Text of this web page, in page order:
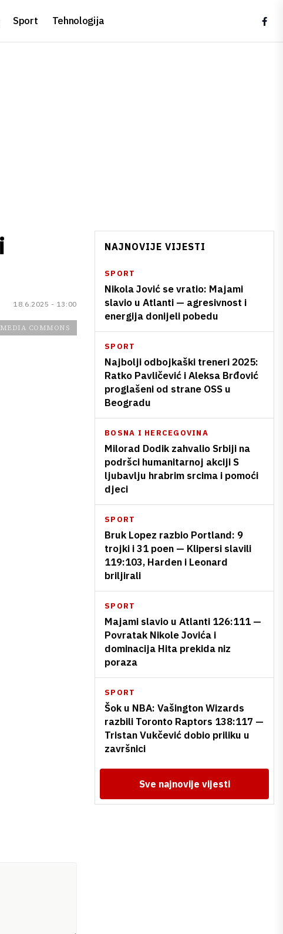
Sport Tehnologija
18.6.2025 - 13:00
COMMONS
NAJNOVIJE VIJESTI
SPORT
Nikola Jović se vratio: Majami
slavio u Atlanti — agresivnost i
energija donijeli pobedu
SPORT
Najbolji odbojkaški treneri 2025:
Ratko Pavličević i Aleksa Brđović
proglašeni od strane OSS u
Beogradu
BOSNA I HERCEGOVINA
Milorad Dodik zahvalio Srbiji na
podršci humanitarnoj akciji S
ljubavlju hrabrim srcima i pomoći
djeci
SPORT
Bruk Lopez razbio Portland: 9
trojki i 31 poen — Klipersi slavili
119:103, Harden i Leonard
briljirali
SPORT
Majami slavio u Atlanti 126:111 —
Povratak Nikole Jovića i
dominacija Hita prekida niz
poraza
SPORT
Šok u NBA: Vašington Wizards
razbili Toronto Raptors 138:117 —
Tristan Vukčević dobio priliku u
završnici
Sve najnovije vijesti